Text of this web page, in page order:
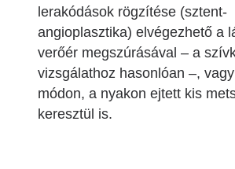
lerakódások rögzítése (sztent-
angioplasztika) elvégezhető a
verőér megszúrásával – a
vizsgálathoz hasonlóan –,
módon, a nyakon ejtett kis
keresztül is.